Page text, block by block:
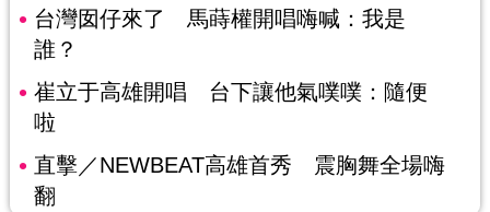
台灣囡仔來了 馬蒔權開唱嗨喊：我是
誰？
崔立于高雄開唱 台下讓他氣噗噗：隨便
啦
直擊／NEWBEAT高雄首秀 震胸舞全場嗨
翻